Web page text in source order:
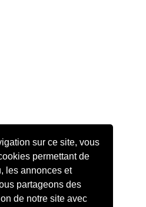
sur ce site, vous
permettant de
les annonces et
partageons des
de notre site avec